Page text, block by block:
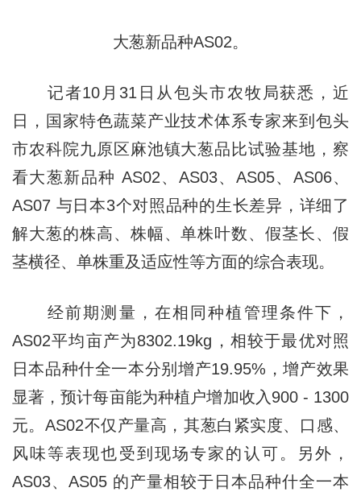
大葱新品种AS02。
记者10月31日从包头市农牧局获悉，近
日，国家特色蔬菜产业技术体系专家来到包头
市农科院九原区麻池镇大葱品比试验基地，察
看大葱新品种 AS02、AS03、AS05、AS06、
AS07 与日本3个对照品种的生长差异，详细了
解大葱的株高、株幅、单株叶数、假茎长、假
茎横径、单株重及适应性等方面的综合表现。
经前期测量，在相同种植管理条件下，
AS02平均亩产为8302.19kg，相较于最优对照
日本品种什全一本分别增产19.95%，增产效果
显著，预计每亩能为种植户增加收入900 - 1300
元。AS02不仅产量高，其葱白紧实度、口感、
风味等表现也受到现场专家的认可。另外，
AS03、AS05 的产量相较于日本品种什全一本